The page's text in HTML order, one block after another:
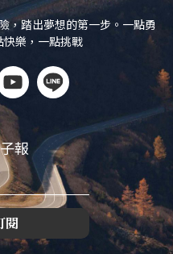
，踏出夢想的第一步。一點勇
樂，一點挑戰
報
閱